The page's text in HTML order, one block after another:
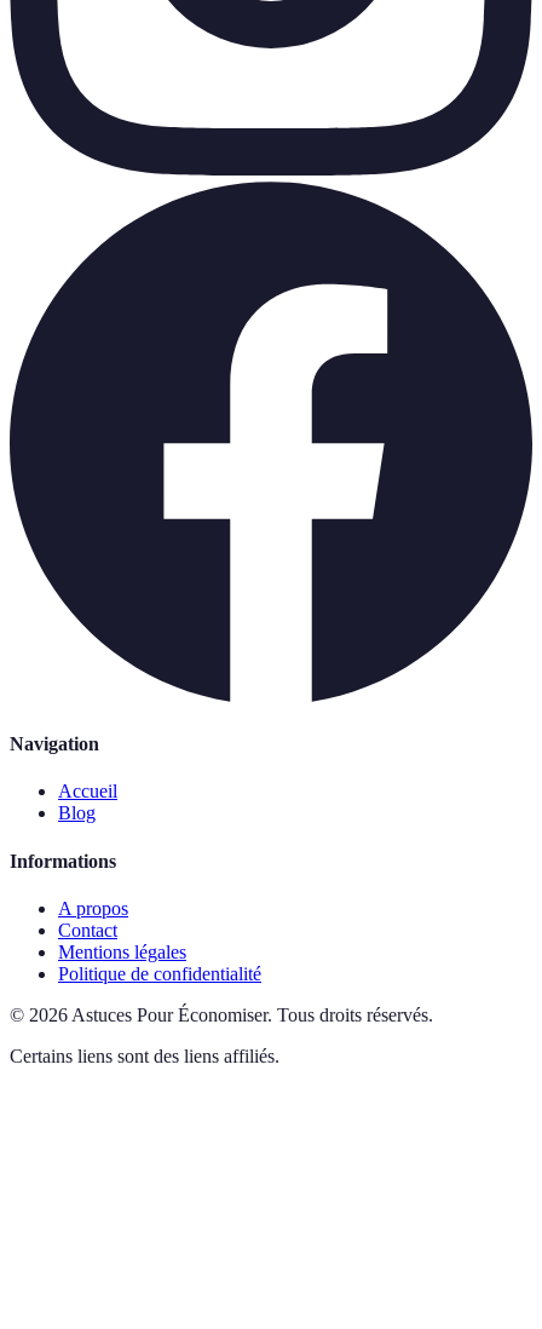
Navigation
Accueil
Blog
Informations
A propos
Contact
Mentions légales
Politique de confidentialité
© 2026 Astuces Pour Économiser. Tous droits réservés.
Certains liens sont des liens affiliés.